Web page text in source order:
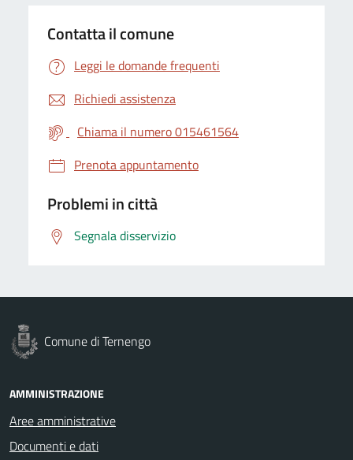
Contatta il comune
Leggi le domande frequenti
Richiedi assistenza
Chiama il numero 015461564
Prenota appuntamento
Problemi in città
Segnala disservizio
Comune di Ternengo
AMMINISTRAZIONE
Aree amministrative
Documenti e dati